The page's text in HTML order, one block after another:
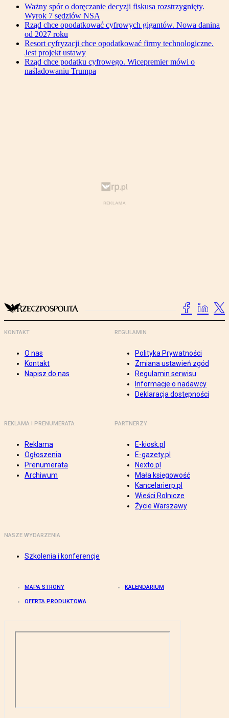
Ważny spór o doręczanie decyzji fiskusa rozstrzygnięty.
Wyrok 7 sędziów NSA
Rząd chce opodatkować cyfrowych gigantów. Nowa danina
od 2027 roku
Resort cyfryzacji chce opodatkować firmy technologiczne.
Jest projekt ustawy
Rząd chce podatku cyfrowego. Wicepremier mówi o
naśladowaniu Trumpa
KONTAKT
O nas
Kontakt
Napisz do nas
REGULAMIN
Polityka Prywatności
Zmiana ustawień zgód
Regulamin serwisu
Informacje o nadawcy
Deklaracja dostępności
REKLAMA I PRENUMERATA
Reklama
Ogłoszenia
Prenumerata
Archiwum
PARTNERZY
E-kiosk.pl
E-gazety.pl
Nexto.pl
Mała księgowość
Kancelarierp.pl
Wieści Rolnicze
Życie Warszawy
NASZE WYDARZENIA
Szkolenia i konferencje
MAPA STRONY KALENDARIUM
OFERTA PRODUKTOWA